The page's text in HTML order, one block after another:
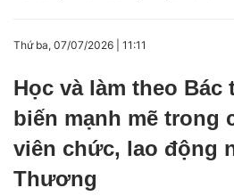
Thứ ba, 07/07/2026 11:11
Học và làm theo Bác
biến mạnh mẽ trong
viên chức, lao động
Thương